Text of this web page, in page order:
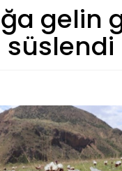
gelin
süslendi